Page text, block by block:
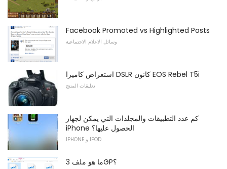
Facebook Promoted vs Highlighted Posts
وسائل الاعلام الاجتماعية
استعراض كاميرا DSLR كانون EOS Rebel T5i
تعليقات المنتج
كم عدد التطبيقات والمجلدات التي يمكن لجهاز
iPhone الحصول عليها؟
IPHONE و IPOD
ما هو ملف 3GP؟